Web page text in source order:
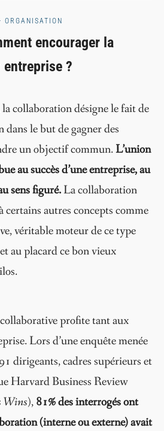
· ORGANISATION
encourager la
?
la collaboration désigne le fait de
le but de gagner des
un objectif commun.L’union
au succès d’une entreprise, au
sens figuré.La collaboration
certains autres concepts comme
véritable moteur de ce type
au placard ce bon vieux
profite tant aux
Lors d’une enquête menée
dirigeants, cadres supérieurs et
Harvard Business Review
Wins),81% des interrogés ont
(interne ou externe) avait